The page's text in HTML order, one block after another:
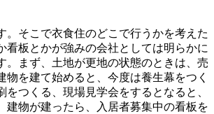
。そこで衣食住のどこで行うかを考えた
看板とかが強みの会社としては明らかに
。まず、土地が更地の状態のときは、売
物を建て始めると、今度は養生幕をつく
をつくる、現場見学会をするとなると、
建物が建ったら、入居者募集中の看板を